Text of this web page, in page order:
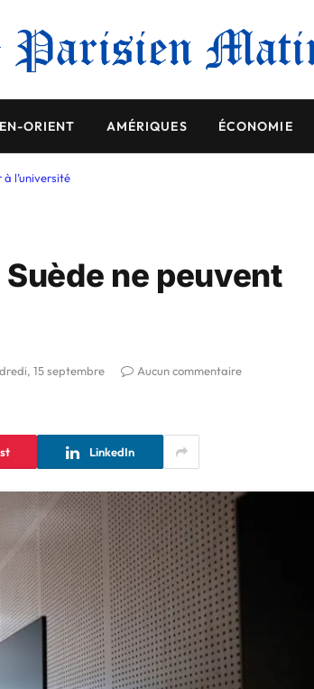
ORIENT AMÉRIQUES ÉCONOMIE
l’université
ne peuvent
15 septembre Aucun commentaire
LinkedIn